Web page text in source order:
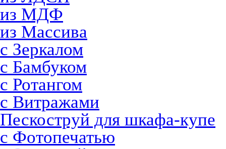
из МДФ
из Массива
с Зеркалом
с Бамбуком
с Ротангом
с Витражами
Пескоструй для шкафа-купе
с Фотопечатью